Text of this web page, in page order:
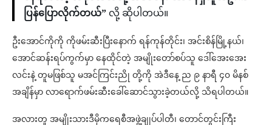
ပြန်ပြောလိုက်တယ်” လို့ ဆိုပါတယ်။
ဦးအောင်ကိုကို ကိုဖမ်းဆီးပြီးနောက် ရန်ကုန်တိုင်း၊ အင်းစိန်မြို့နယ်၊
အောင်ဆန်းရပ်ကွက်မှာ နေထိုင်တဲ့ အမျိုးတော်စပ်သူ ဒေါ်အေးအေး
လင်းနဲ့ တူမဖြစ်သူ မအင်ကြင်းညို တို့ကို အဲဒီနေ့ ည ၉ နာရီ ၄၀ မိနစ်
အချိန်မှာ လာရောက်ဖမ်းဆီးခေါ်ဆောင်သွားခဲ့တယ်လို့ သိရပါတယ်။
အလားတူ အမျိုးသားဒီမိုကရေစီအဖွဲ့ချုပ်ပါတီ၊ တောင်တွင်းကြီး